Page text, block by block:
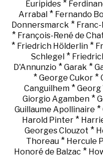
Euripides*
Arrabal * Fernando
Donnersmarck *
* François-René de
* Friedrich Hölderlin*
Schlegel *
D'Annunzio * Garak *
* George Cukor *
Canguilhem * Georg
Giorgio Agamben *
Guillaume Apollinaire *
Harold Pinter*
Georges Clouzot *
Thoreau * Hercule
Honoré de Balzac *